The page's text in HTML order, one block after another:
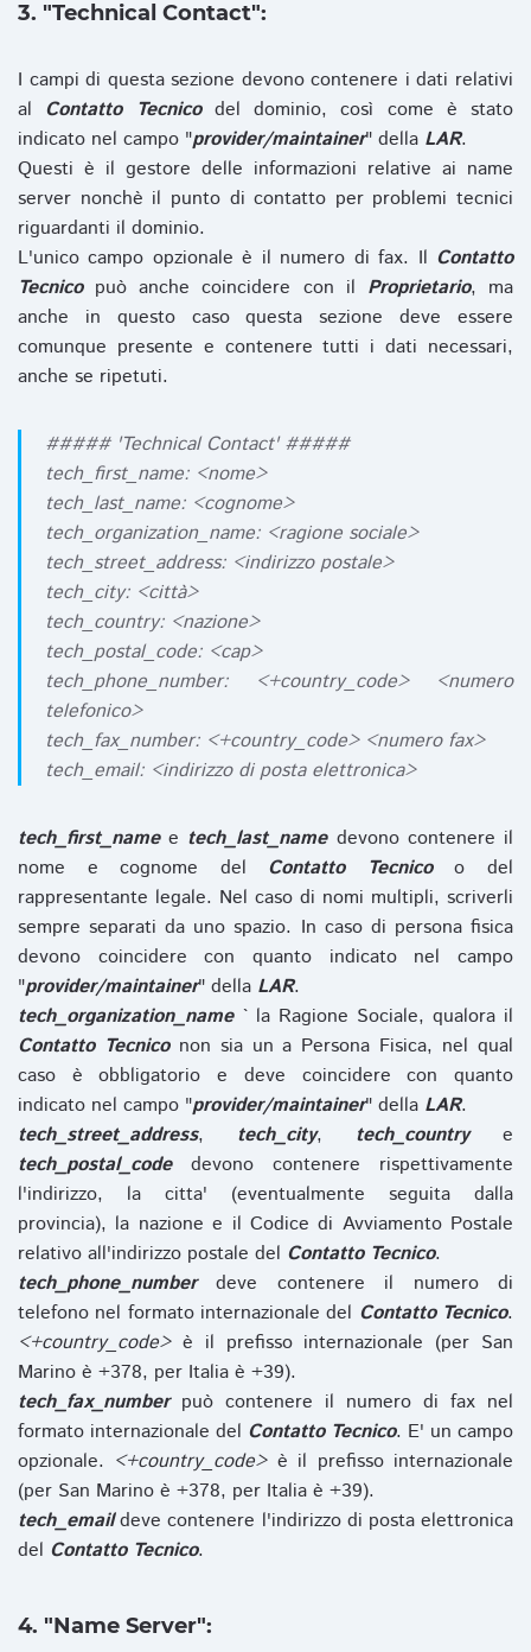
3. "Technical Contact":
I campi di questa sezione devono contenere i dati relativi
al Contatto Tecnicodel dominio, così come è stato
indicato nel campo "provider/maintainer" della LAR.
Questi è il gestore delle informazioni relative ai name
server nonchè il punto di contatto per problemi tecnici
riguardanti il dominio.
L'unico campo opzionale è il numero di fax. Il Contatto
Tecnicopuò anche coincidere con il Proprietario, ma
anche in questo caso questa sezione deve essere
comunque presente e contenere tutti i dati necessari,
anche se ripetuti.
##### 'Technical Contact' #####
tech_first_name: <nome>
tech_last_name: <cognome>
tech_organization_name: <ragione sociale>
tech_street_address: <indirizzo postale>
tech_city: <città>
tech_country: <nazione>
tech_postal_code: <cap>
tech_phone_number: <+country_code> <numero
telefonico>
tech_fax_number: <+country_code> <numero fax>
tech_email: <indirizzo di posta elettronica>
tech_first_namee tech_last_namedevono contenere il
nome e cognome del Contatto Tecnicoo del
rappresentante legale. Nel caso di nomi multipli, scriverli
sempre separati da uno spazio. In caso di persona fisica
devono coincidere con quanto indicato nel campo
"provider/maintainer" della LAR.
tech_organization_name` la Ragione Sociale, qualora il
Contatto Tecniconon sia un a Persona Fisica, nel qual
caso è obbligatorio e deve coincidere con quanto
indicato nel campo "provider/maintainer" della LAR.
tech_street_address, tech_city, tech_countrye
tech_postal_codedevono contenere rispettivamente
l'indirizzo, la citta' (eventualmente seguita dalla
provincia), la nazione e il Codice di Avviamento Postale
relativo all'indirizzo postale del Contatto Tecnico.
tech_phone_numberdeve contenere il numero di
telefono nel formato internazionale del Contatto Tecnico.
<+country_code>è il prefisso internazionale (per San
Marino è +378, per Italia è +39).
tech_fax_numberpuò contenere il numero di fax nel
formato internazionale del Contatto Tecnico. E' un campo
opzionale. <+country_code>è il prefisso internazionale
(per San Marino è +378, per Italia è +39).
tech_emaildeve contenere l'indirizzo di posta elettronica
del Contatto Tecnico.
4. "Name Server":